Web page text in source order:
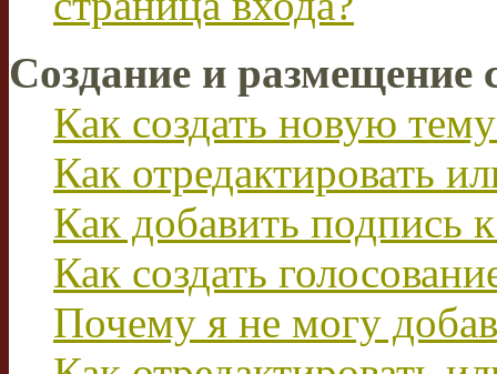
Создание и размещение
Как создать новую
Как отредактировать
Как добавить подпись
Как создать
Почему я не могу